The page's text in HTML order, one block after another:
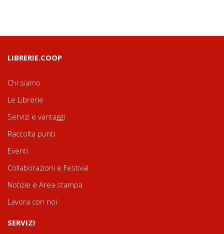
LIBRERIE.COOP
Chi siamo
Le Librerie
Servizi e vantaggi
Raccolta punti
Eventi
Collaborazioni e Festival
Notizie e Area stampa
Lavora con noi
SERVIZI